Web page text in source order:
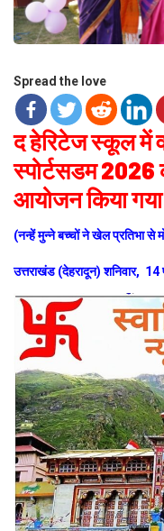
Spread the love
द हेरिटेज स्कूल में
स्पोर्टसडम
आयोजन किया
(नन्हें मुन्ने बच्चों ने खेल प्रतिभा से
उत्तराखंड (देहरादून) शनिवार,